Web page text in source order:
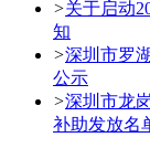
>关于启动
知
>深圳市罗
公示
>深圳市龙
补助发放名